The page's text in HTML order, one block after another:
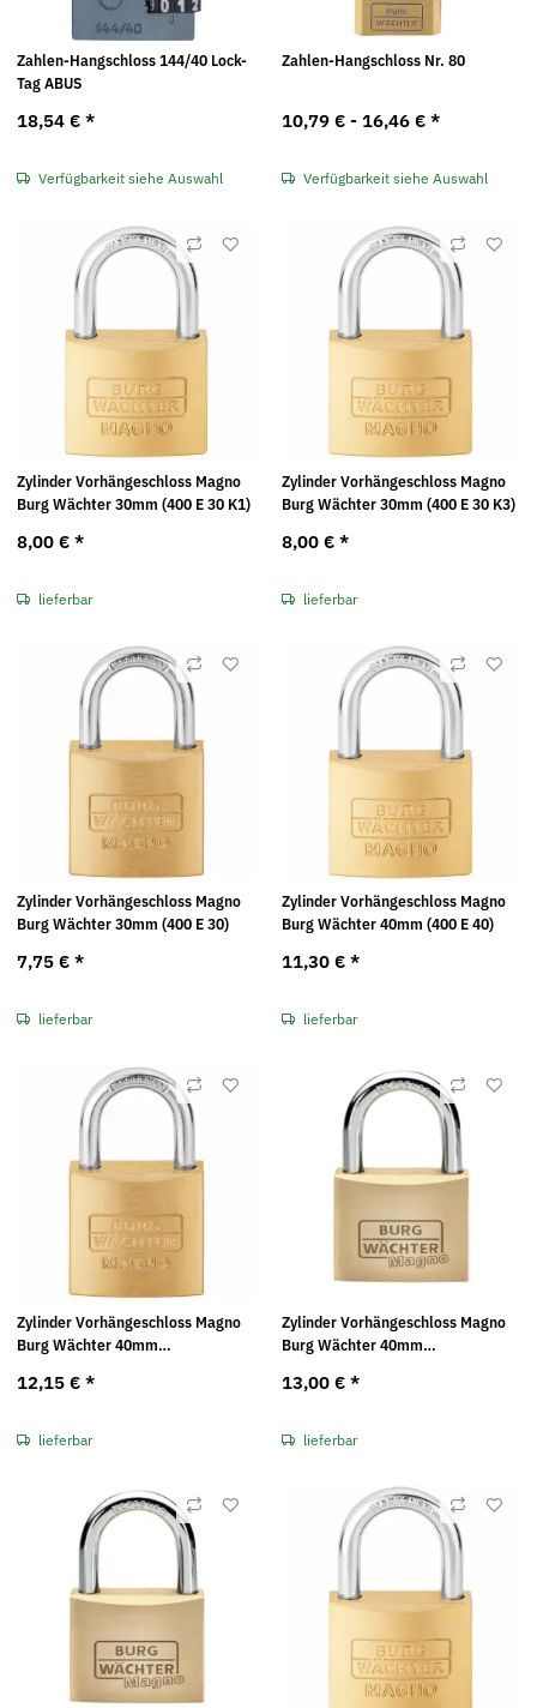
Zahlen-Hangschloss 144/40 Lock-
Tag ABUS
18,54 € *
Verfügbarkeit siehe Auswahl
Zahlen-Hangschloss Nr. 80
10,79 € - 16,46 € *
Verfügbarkeit siehe Auswahl
Zylinder Vorhängeschloss Magno
Burg Wächter 30mm (400 E 30 K1)
8,00 € *
lieferbar
Zylinder Vorhängeschloss Magno
Burg Wächter 30mm (400 E 30 K3)
8,00 € *
lieferbar
Zylinder Vorhängeschloss Magno
Burg Wächter 30mm (400 E 30)
7,75 € *
lieferbar
Zylinder Vorhängeschloss Magno
Burg Wächter 40mm (400 E 40)
11,30 € *
lieferbar
Zylinder Vorhängeschloss Magno
Burg Wächter 40mm
12,15 € *
lieferbar
Zylinder Vorhängeschloss Magno
Burg Wächter 40mm
13,00 € *
lieferbar